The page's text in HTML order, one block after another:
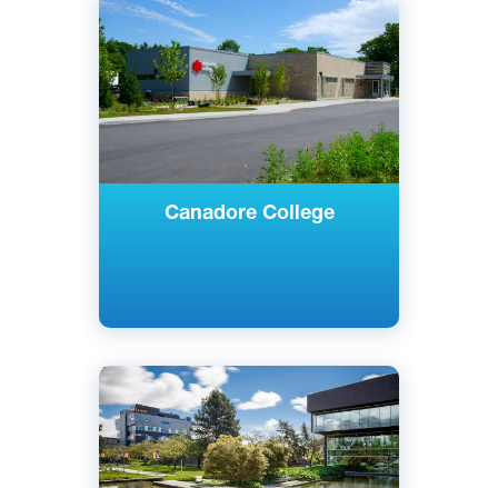
Canadore College
Норт-Бей, Канада
Государственный
Английский
Ванкувер, Канада
Государственный